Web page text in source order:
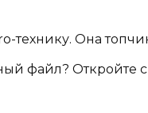
технику. Она
файл? Откройте